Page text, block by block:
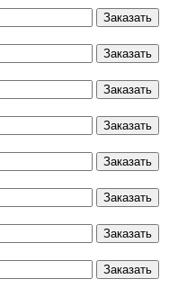
Заказать
Заказать
Заказать
Заказать
Заказать
Заказать
Заказать
Заказать